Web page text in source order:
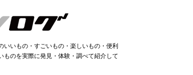
いいもの・すごいもの・楽しいもの・便利
ものを実際に発見・体験・調べて紹介して